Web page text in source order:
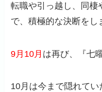
転職や引っ越し、同棲
で、積極的な決断をし
9月10月 は再び、『七
10月は今まで隠れて